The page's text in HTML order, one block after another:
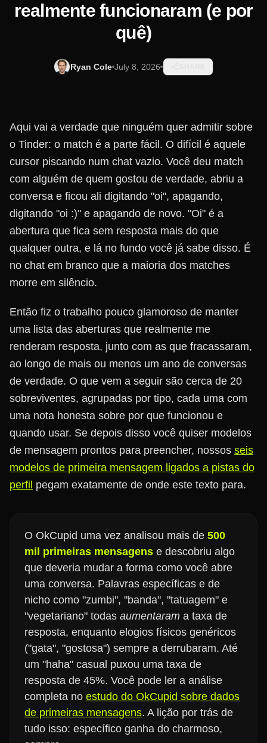
realmente funcionaram (e por
quê)
Ryan Cole July 8, 2026
Aqui vai a verdade que ninguém quer admitir sobre
o Tinder: o match é a parte fácil. O difícil é aquele
cursor piscando num chat vazio. Você deu match
com alguém de quem gostou de verdade, abriu a
conversa e ficou ali digitando "oi", apagando,
digitando "oi :)" e apagando de novo. "Oi" é a
abertura que fica sem resposta mais do que
qualquer outra, e lá no fundo você já sabe disso. É
no chat em branco que a maioria dos matches
morre em silêncio.
Então fiz o trabalho pouco glamoroso de manter
uma lista das aberturas que realmente me
renderam resposta, junto com as que fracassaram,
ao longo de mais ou menos um ano de conversas
de verdade. O que vem a seguir são cerca de 20
sobreviventes, agrupadas por tipo, cada uma com
uma nota honesta sobre por que funcionou e
quando usar. Se depois disso você quiser modelos
de mensagem prontos para preencher, nossos seis
modelos de primeira mensagem ligados a pistas do
perfil pegam exatamente de onde este texto para.
O OkCupid uma vez analisou mais de 500
mil primeiras mensagens e descobriu algo
que deveria mudar a forma como você abre
uma conversa. Palavras específicas e de
nicho como "zumbi", "banda", "tatuagem" e
"vegetariano" todas aumentaram a taxa de
resposta, enquanto elogios físicos genéricos
("gata", "gostosa") sempre a derrubaram. Até
um "haha" casual puxou uma taxa de
resposta de 45%. Você pode ler a análise
completa no estudo do OkCupid sobre dados
de primeiras mensagens. A lição por trás de
tudo isso: específico ganha do charmoso,